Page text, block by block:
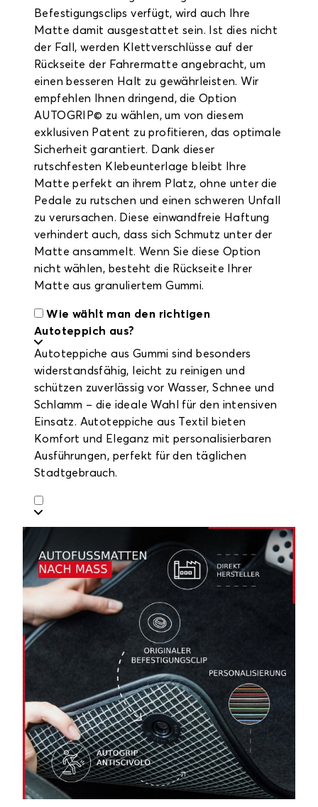
Befestigungsclips verfügt, wird auch Ihre
Matte damit ausgestattet sein. Ist dies nicht
der Fall, werden Klettverschlüsse auf der
Rückseite der Fahrermatte angebracht, um
einen besseren Halt zu gewährleisten. Wir
empfehlen Ihnen dringend, die Option
AUTOGRIP© zu wählen, um von diesem
exklusiven Patent zu profitieren, das optimale
Sicherheit garantiert. Dank dieser
rutschfesten Klebeunterlage bleibt Ihre
Matte perfekt an ihrem Platz, ohne unter die
Pedale zu rutschen und einen schweren Unfall
zu verursachen. Diese einwandfreie Haftung
verhindert auch, dass sich Schmutz unter der
Matte ansammelt. Wenn Sie diese Option
nicht wählen, besteht die Rückseite Ihrer
Matte aus granuliertem Gummi.
Wie wählt man den richtigen
Autoteppich aus?
Autoteppiche aus Gummi sind besonders
widerstandsfähig, leicht zu reinigen und
schützen zuverlässig vor Wasser, Schnee und
Schlamm – die ideale Wahl für den intensiven
Einsatz. Autoteppiche aus Textil bieten
Komfort und Eleganz mit personalisierbaren
Ausführungen, perfekt für den täglichen
Stadtgebrauch.